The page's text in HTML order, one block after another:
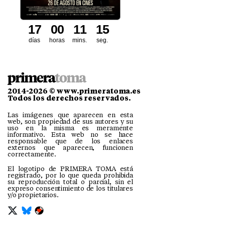
días
17
horas
00
mins.
11
seg.
14
2014-2026 © www.primeratoma.es
Todos los derechos reservados.
Las imágenes que aparecen en esta
web, son propiedad de sus autores y su
uso en la misma es meramente
informativo. Esta web no se hace
responsable que de los enlaces
externos que aparecen, funcionen
correctamente.
El logotipo de PRIMERA TOMA está
registrado, por lo que queda prohibida
su reproducción total o parcial, sin el
expreso consentimiento de los titulares
y/o propietarios.